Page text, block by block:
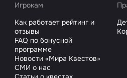
Игрокам
Как работает рейтинг и
отзывы
FAQ по бонусной
программе
Новости «Мира Квестов»
СМИ о нас